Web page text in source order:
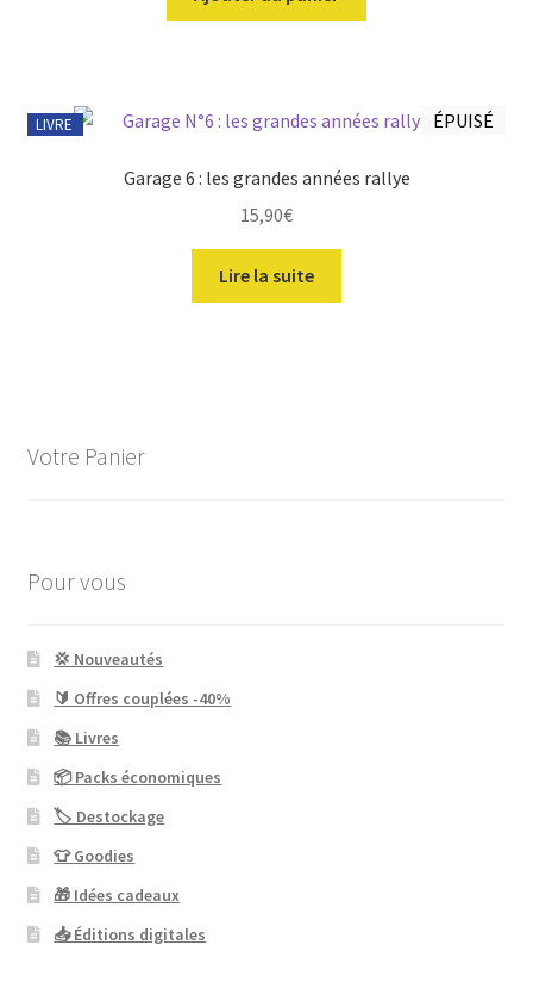
LIVRE ÉPUISÉ
Garage 6 : les grandes années rallye
15,90€
Lire la suite
Votre Panier
Pour vous
💢 Nouveautés
🔰 Offres couplées -40%
📚 Livres
📦 Packs économiques
🏷 Destockage
👕 Goodies
🎁 Idées cadeaux
📥 Éditions digitales